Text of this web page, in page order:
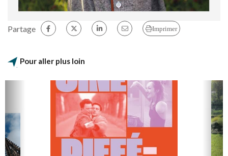
Partage Imprimer
Pour aller plus loin